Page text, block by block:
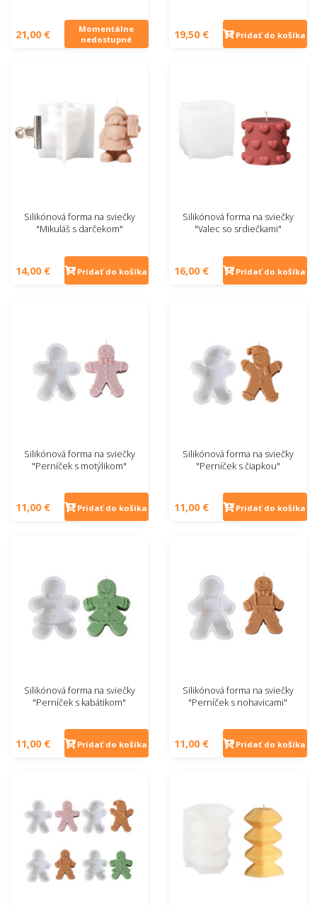
21,00 €
Momentálne
nedostupné
19,50 € Pridať do košíka
Silikónová forma na sviečky
"Mikuláš s darčekom"
14,00 € Pridať do košíka
Silikónová forma na sviečky
"Valec so srdiečkami"
16,00 € Pridať do košíka
Silikónová forma na sviečky
"Perníček s motýlikom"
11,00 € Pridať do košíka
Silikónová forma na sviečky
"Perníček s čiapkou"
11,00 € Pridať do košíka
Silikónová forma na sviečky
"Perníček s kabátikom"
11,00 € Pridať do košíka
Silikónová forma na sviečky
"Perníček s nohavicami"
11,00 € Pridať do košíka